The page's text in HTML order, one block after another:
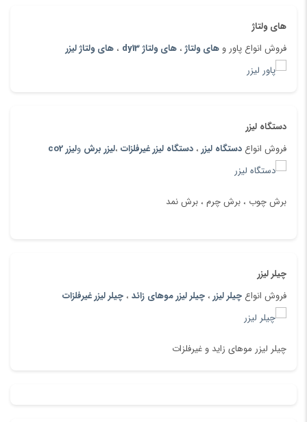
های ولتاژ
فروش انواع پاور و های ولتاژ ، های ولتاژ dy13 ، های ولتاژ لیزر
دستگاه لیزر
فروش انواع دستگاه لیزر ، دستگاه لیزر غیرفلزات ،لیزر برش ولیزر co2
برش چوب ، برش چرم ، برش نمد
چیلر لیزر
فروش انواع چیلر لیزر ، چیلر لیزر موهای زائد ، چیلر لیزر غیرفلزات
چیلر لیزر موهای زاید و غیرفلزات